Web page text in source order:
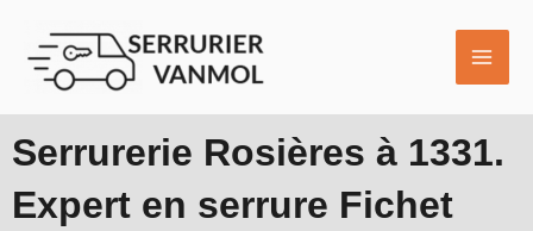
contenu
Serrurerie Rosières à 1331.
Expert en serrure Fichet